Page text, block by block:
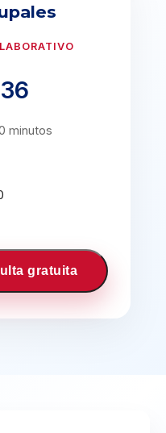
minutos
gratuita